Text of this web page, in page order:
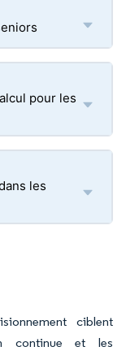
pour les
les
ciblent
continue et les